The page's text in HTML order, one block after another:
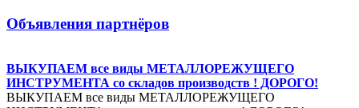
Объявления партнёров
ВЫКУПАЕМ все виды МЕТАЛЛОРЕЖУЩЕГО
ИНСТРУМЕНТА со складов производств ! ДОРОГО!
ВЫКУПАЕМ все виды МЕТАЛЛОРЕЖУЩЕГО